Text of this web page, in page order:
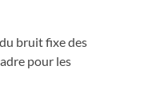
bruit fixe des
pour les